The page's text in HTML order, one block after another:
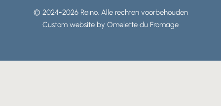
© 2024-2026 Reino. Alle rechten voorbehouden
Custom website by Omelette du Fromage